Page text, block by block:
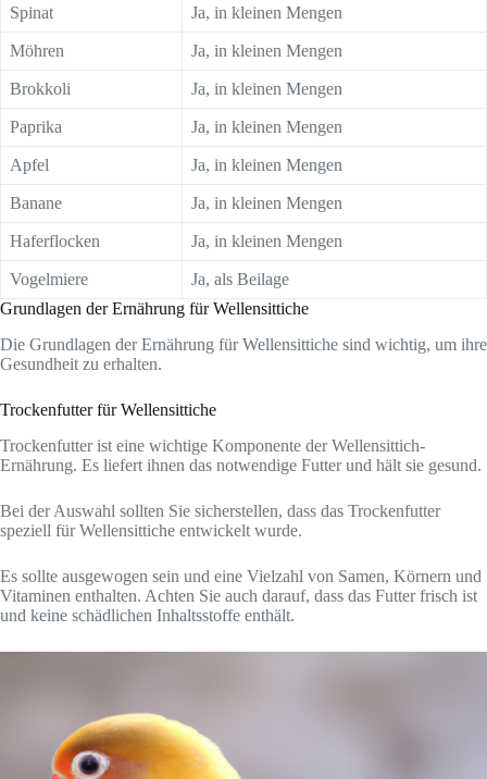
Spinat Ja, in kleinen Mengen
Möhren Ja, in kleinen Mengen
Brokkoli Ja, in kleinen Mengen
Paprika Ja, in kleinen Mengen
Apfel Ja, in kleinen Mengen
Banane Ja, in kleinen Mengen
Haferflocken Ja, in kleinen Mengen
Vogelmiere
Ja, als Beilage
Grundlagen der Ernährung für Wellensittiche
Die Grundlagen der Ernährung für Wellensittiche sind wichtig, um ihre
Gesundheit zu erhalten.
Trockenfutter für Wellensittiche
Trockenfutter ist eine wichtige Komponente der Wellensittich-
Ernährung. Es liefert ihnen das notwendige Futter und hält sie gesund.
Bei der Auswahl sollten Sie sicherstellen, dass das Trockenfutter
speziell für Wellensittiche entwickelt wurde.
Es sollte ausgewogen sein und eine Vielzahl von Samen, Körnern und
Vitaminen enthalten. Achten Sie auch darauf, dass das Futter frisch ist
und keine schädlichen Inhaltsstoffe enthält.